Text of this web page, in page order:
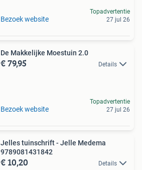
Bezoek website
Topadvertentie
27 jul 26
De Makkelijke Moestuin 2.0
€ 79,95 Details
Bezoek website
Topadvertentie
27 jul 26
Jelles tuinschrift - Jelle Medema
9789081431842
€ 10,20 Details